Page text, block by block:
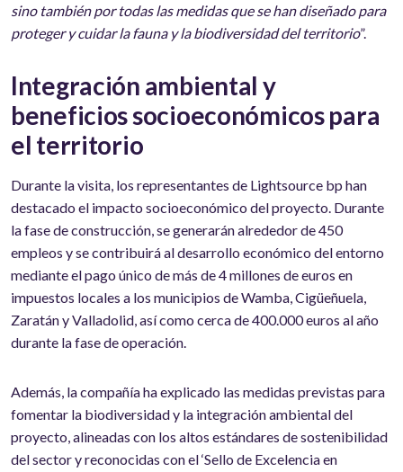
sino también por todas las medidas que se han diseñado para
proteger y cuidar la fauna y la biodiversidad del territorio”.
Integración ambiental y
beneficios socioeconómicos para
el territorio
Durante la visita, los representantes de Lightsource bp han
destacado el impacto socioeconómico del proyecto. Durante
la fase de construcción, se generarán alrededor de 450
empleos y se contribuirá al desarrollo económico del entorno
mediante el pago único de más de 4 millones de euros en
impuestos locales a los municipios de Wamba, Cigüeñuela,
Zaratán y Valladolid, así como cerca de 400.000 euros al año
durante la fase de operación.
Además, la compañía ha explicado las medidas previstas para
fomentar la biodiversidad y la integración ambiental del
proyecto, alineadas con los altos estándares de sostenibilidad
del sector y reconocidas con el ‘Sello de Excelencia en